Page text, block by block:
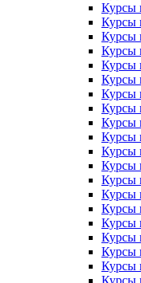
Курсы
Курсы
Курсы
Курсы
Курсы
Курсы
Курсы
Курсы
Курсы
Курсы
Курсы
Курсы
Курсы
Курсы
Курсы
Курсы
Курсы
Курсы
Курсы